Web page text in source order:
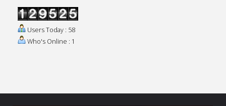
Users Today : 58
Who's Online : 1